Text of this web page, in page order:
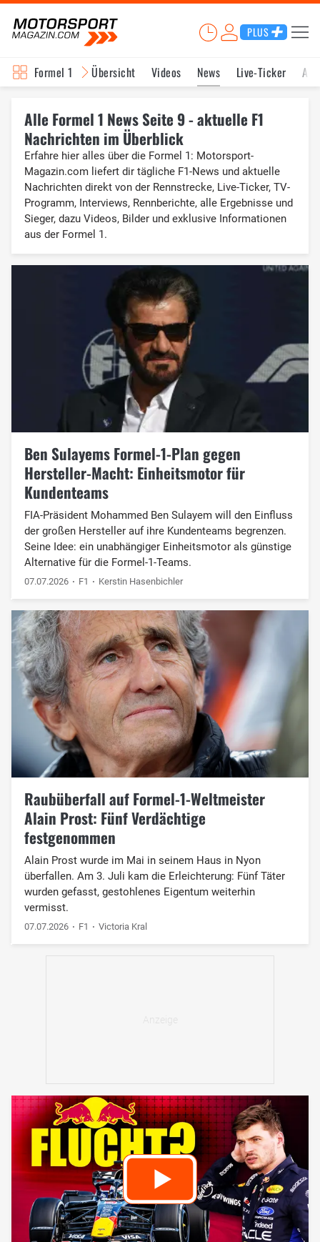
PLUS
Formel 1 Übersicht Videos News Live-Ticker
Alle Formel 1 News Seite 9 - aktuelle F1
Nachrichten im Überblick
Erfahre hier alles über die Formel 1: Motorsport-
Magazin.com liefert dir tägliche F1-News und aktuelle
Nachrichten direkt von der Rennstrecke, Live-Ticker, TV-
Programm, Interviews, Rennberichte, alle Ergebnisse und
Sieger, dazu Videos, Bilder und exklusive Informationen
aus der Formel 1.
Ben Sulayems Formel-1-Plan gegen
Hersteller-Macht: Einheitsmotor für
Kundenteams
FIA-Präsident Mohammed Ben Sulayem will den Einfluss
der großen Hersteller auf ihre Kundenteams begrenzen.
Seine Idee: ein unabhängiger Einheitsmotor als günstige
Alternative für die Formel-1-Teams.
07.07.2026 F1 Kerstin Hasenbichler
Raubüberfall auf Formel-1-Weltmeister
Alain Prost: Fünf Verdächtige
festgenommen
Alain Prost wurde im Mai in seinem Haus in Nyon
überfallen. Am 3. Juli kam die Erleichterung: Fünf Täter
wurden gefasst, gestohlenes Eigentum weiterhin
vermisst.
07.07.2026 F1 Victoria Kral